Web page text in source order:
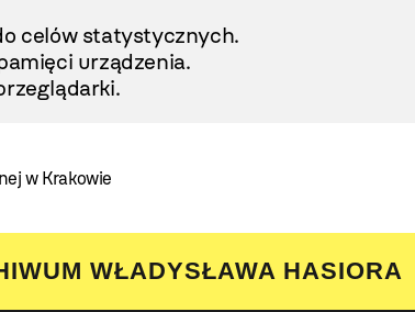
celów statystycznych.
urządzenia.
w Krakowie
WŁADYSŁAWA HASIORA